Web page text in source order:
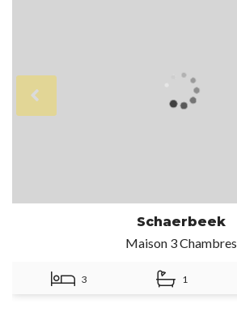
Schaerbeek
Maison 3 Chambres
3 1